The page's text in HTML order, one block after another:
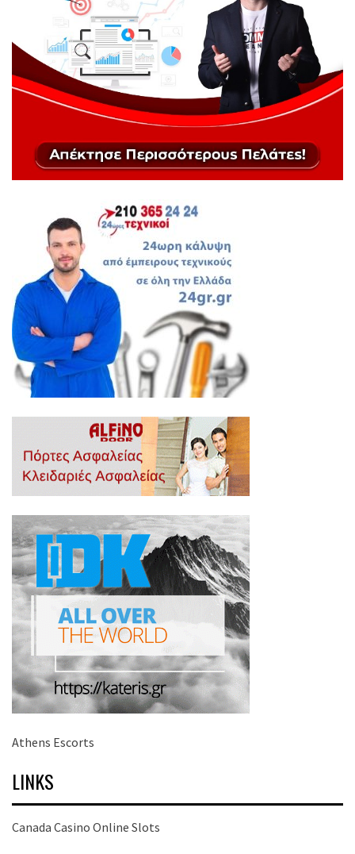
Athens Escorts
LINKS
Canada Casino Online Slots